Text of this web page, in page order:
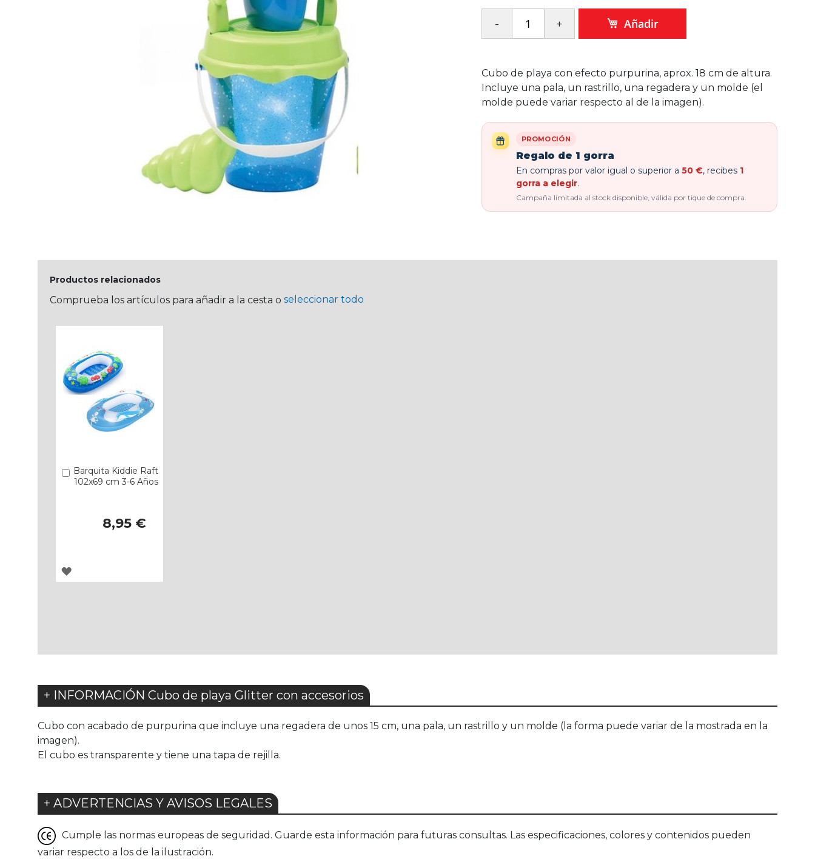
Añadir
Cubo de playa con efecto purpurina, aprox. 18 cm de altura.
Incluye una pala, un rastrillo, una regadera y un molde (el
molde puede variar respecto al de la imagen).
PROMOCIÓN
Regalo de 1 gorra
En compras por valor igual o superior a 50 €, recibes 1
gorra a elegir.
Campaña limitada al stock disponible, válida por tique de compra.
Productos relacionados
Comprueba los artículos para añadir a la cesta o seleccionar todo
Barquita Kiddie Raft
102x69 cm 3-6 Años
8,95 €
Añadir
AGREGAR
+ INFORMACIÓN Cubo de playa Glitter con accesorios
Cubo con acabado de purpurina que incluye una regadera de unos 15 cm, una pala, un rastrillo y un molde (la forma puede variar de la mostrada en la
imagen).
El cubo es transparente y tiene una tapa de rejilla.
+ ADVERTENCIAS Y AVISOS LEGALES
Cumple las normas europeas de seguridad. Guarde esta información para futuras consultas. Las especificaciones, colores y contenidos pueden
variar respecto a los de la ilustración.